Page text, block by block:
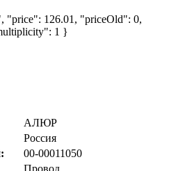
126.01, "priceOld": 0,
1 }
АЛЮР
Россия
00-00011050
Провод